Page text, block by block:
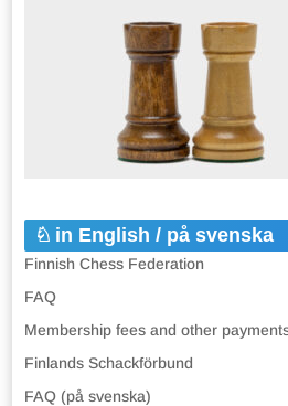
in English / på svenska
Finnish Chess Federation
FAQ
Membership fees and other
Finlands Schackförbund
FAQ (på svenska)